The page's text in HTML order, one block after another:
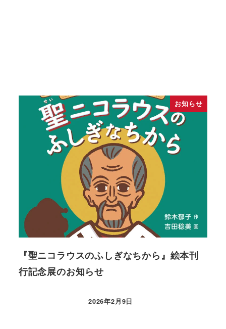
お知らせ
『聖ニコラウスのふしぎなちから』絵本刊
行記念展のお知らせ
2026年2月9日